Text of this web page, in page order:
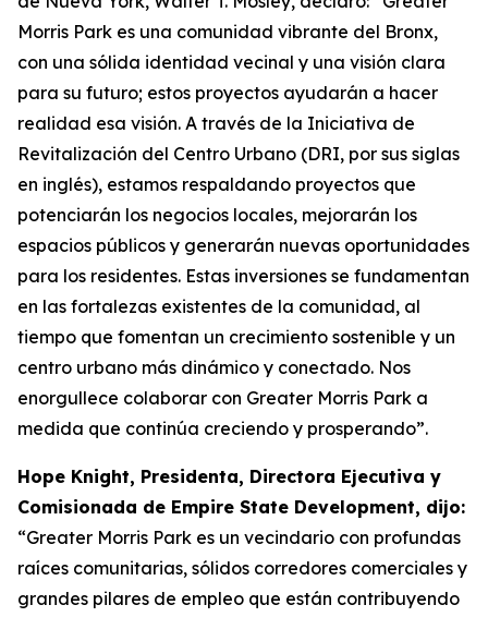
Morris Park es una comunidad vibrante del Bronx,
con una sólida identidad vecinal y una visión clara
para su futuro; estos proyectos ayudarán a hacer
realidad esa visión. A través de la Iniciativa de
Revitalización del Centro Urbano (DRI, por sus siglas
en inglés), estamos respaldando proyectos que
potenciarán los negocios locales, mejorarán los
espacios públicos y generarán nuevas oportunidades
para los residentes. Estas inversiones se fundamentan
en las fortalezas existentes de la comunidad, al
tiempo que fomentan un crecimiento sostenible y un
centro urbano más dinámico y conectado. Nos
enorgullece colaborar con Greater Morris Park a
medida que continúa creciendo y prosperando”.
Hope Knight, Presidenta, Directora Ejecutiva y
Comisionada de Empire State Development, dijo:
“Greater Morris Park es un vecindario con profundas
raíces comunitarias, sólidos corredores comerciales y
grandes pilares de empleo que están contribuyendo